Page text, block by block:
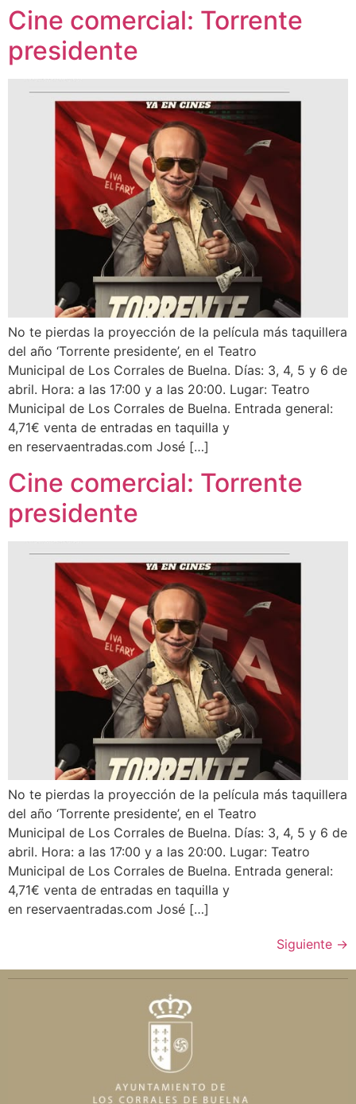
Cine comercial: Torrente
presidente
No te pierdas la proyección de la película más taquillera
del año ‘Torrente presidente’, en el Teatro
Municipal de Los Corrales de Buelna. Días: 3, 4, 5 y 6 de
abril. Hora: a las 17:00 y a las 20:00. Lugar: Teatro
Municipal de Los Corrales de Buelna. Entrada general:
4,71€ venta de entradas en taquilla y
en reservaentradas.com José […]
Cine comercial: Torrente
presidente
No te pierdas la proyección de la película más taquillera
del año ‘Torrente presidente’, en el Teatro
Municipal de Los Corrales de Buelna. Días: 3, 4, 5 y 6 de
abril. Hora: a las 17:00 y a las 20:00. Lugar: Teatro
Municipal de Los Corrales de Buelna. Entrada general:
4,71€ venta de entradas en taquilla y
en reservaentradas.com José […]
Siguiente →